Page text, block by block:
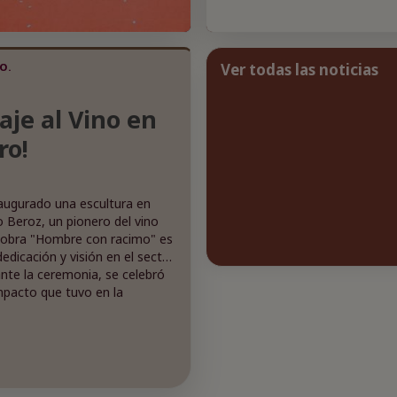
al Vino en
una escultura en
Beroz, un pionero del vino
"Hombre con racimo" es
y visión en el sector
la ceremonia, se celebró
que tuvo en la
Ver todas las noticias